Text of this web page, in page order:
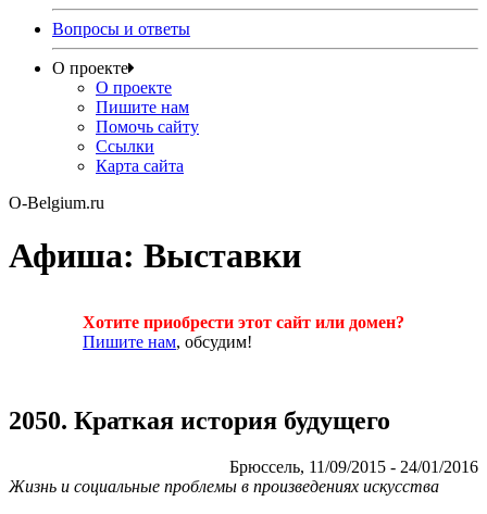
Вопросы и ответы
О проекте
О проекте
Пишите нам
Помочь сайту
Ссылки
Карта сайта
O-Belgium.ru
Афиша: Выставки
Хотите приобрести этот сайт или домен?
Пишите нам, обсудим!
2050. Краткая история будущего
Брюссель, 11/09/2015 - 24/01/2016
Жизнь и социальные проблемы в произведениях искусства